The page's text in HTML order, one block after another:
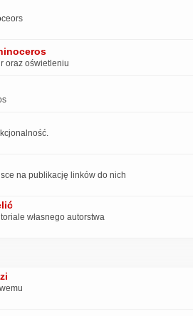
oraz oświetleniu
na publikację linków do nich
własnego autorstwa